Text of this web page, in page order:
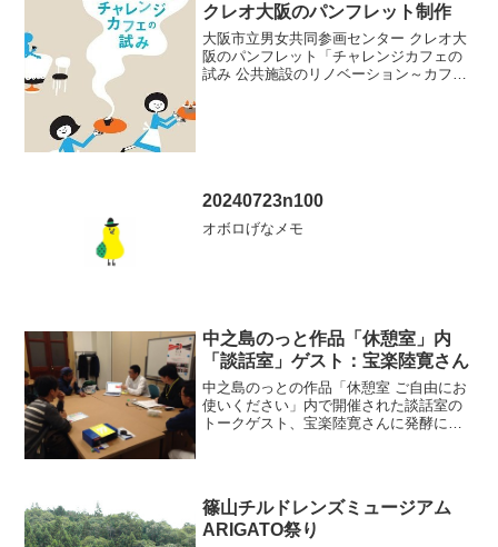
クレオ大阪のパンフレット制作
大阪市立男女共同参画センター クレオ大
阪のパンフレット「チャレンジカフェの
試み 公共施設のリノベーション～カフェ
20240723n100
オボロげなメモ
中之島のっと作品「休憩室」内
「談話室」ゲスト：宝楽陸寛さん
中之島のっとの作品「休憩室 ご自由にお
使いください」内で開催された談話室の
トークゲスト、宝楽陸寛さんに発酵につ
す。ご了承ください。話...
篠山チルドレンズミュージアム
ARIGATO祭り